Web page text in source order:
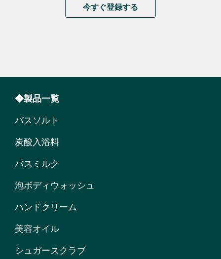
今すぐ登録する
◆製品一覧
バスソルト
炭酸入浴料
バスミルク
泡ボディウォッシュ
ハンドクリーム
美容オイル
シュガースクラブ